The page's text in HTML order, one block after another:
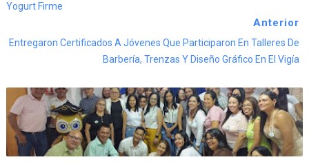
Yogurt Firme
Anterior
Entregaron Certificados A Jóvenes Que Participaron En Talleres De
Barbería, Trenzas Y Diseño Gráfico En El Vigía